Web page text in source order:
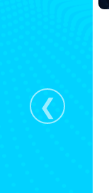
❮
do
para a